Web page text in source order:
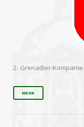
2. Grenadier-
MEHR